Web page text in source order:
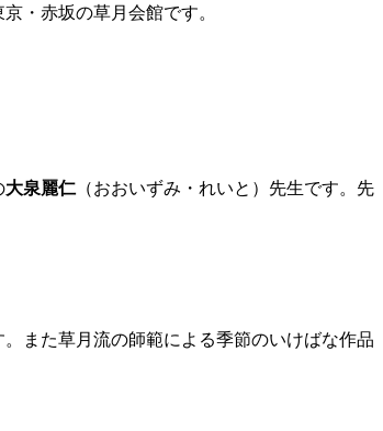
・赤坂の草月会館です。
大泉麗仁 （おおいずみ・れいと）先生です。先
また草月流の師範による季節のいけばな作品